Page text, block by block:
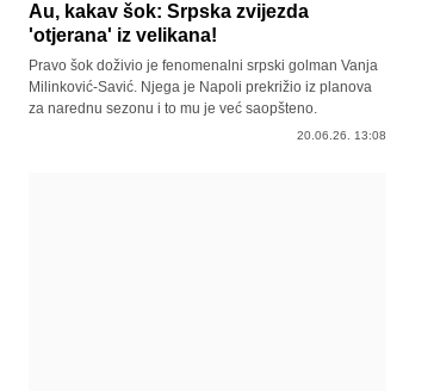
Au, kakav šok: Srpska zvijezda
'otjerana' iz velikana!
Pravo šok doživio je fenomenalni srpski golman Vanja
Milinković-Savić. Njega je Napoli prekrižio iz planova
za narednu sezonu i to mu je već saopšteno.
20.06.26. 13:08